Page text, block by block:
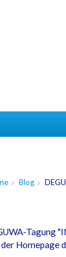
Blog
Tagung
Homepage